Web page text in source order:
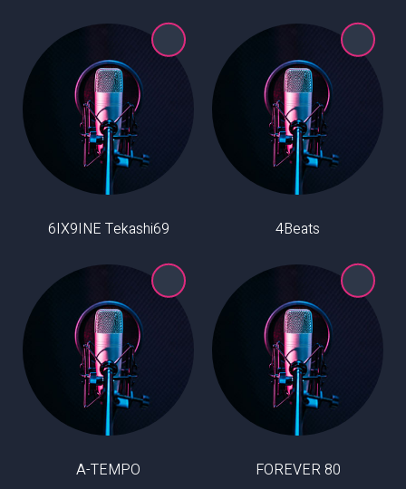
4Beats
6IX9INE Tekashi69
80 FOREVER
A-TEMPO